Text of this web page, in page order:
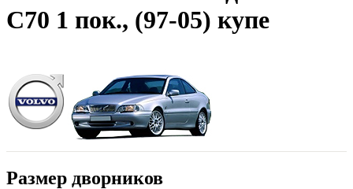
C70 1 пок., (97-05) купе
Размер дворников